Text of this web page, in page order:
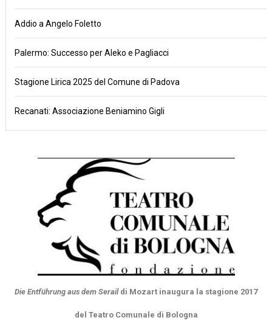
Addio a Angelo Foletto
Palermo: Successo per Aleko e Pagliacci
Stagione Lirica 2025 del Comune di Padova
Recanati: Associazione Beniamino Gigli
Die Entführung aus dem Serail di Mozart inaugura la stagione 2017
del Teatro Comunale di Bologna